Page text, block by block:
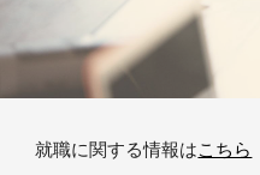
就職に関する情報はこちら